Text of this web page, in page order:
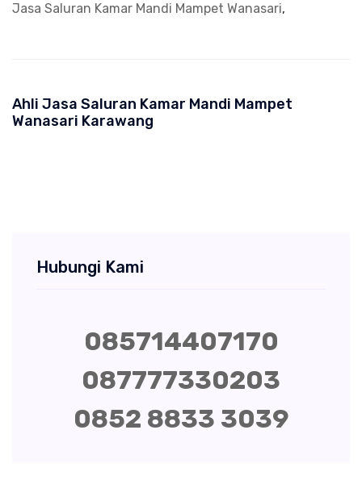
Jasa Saluran Kamar Mandi Mampet Wanasari,
Ahli Jasa Saluran Kamar Mandi Mampet
Wanasari Karawang
Hubungi Kami
085714407170
087777330203
0852 8833 3039